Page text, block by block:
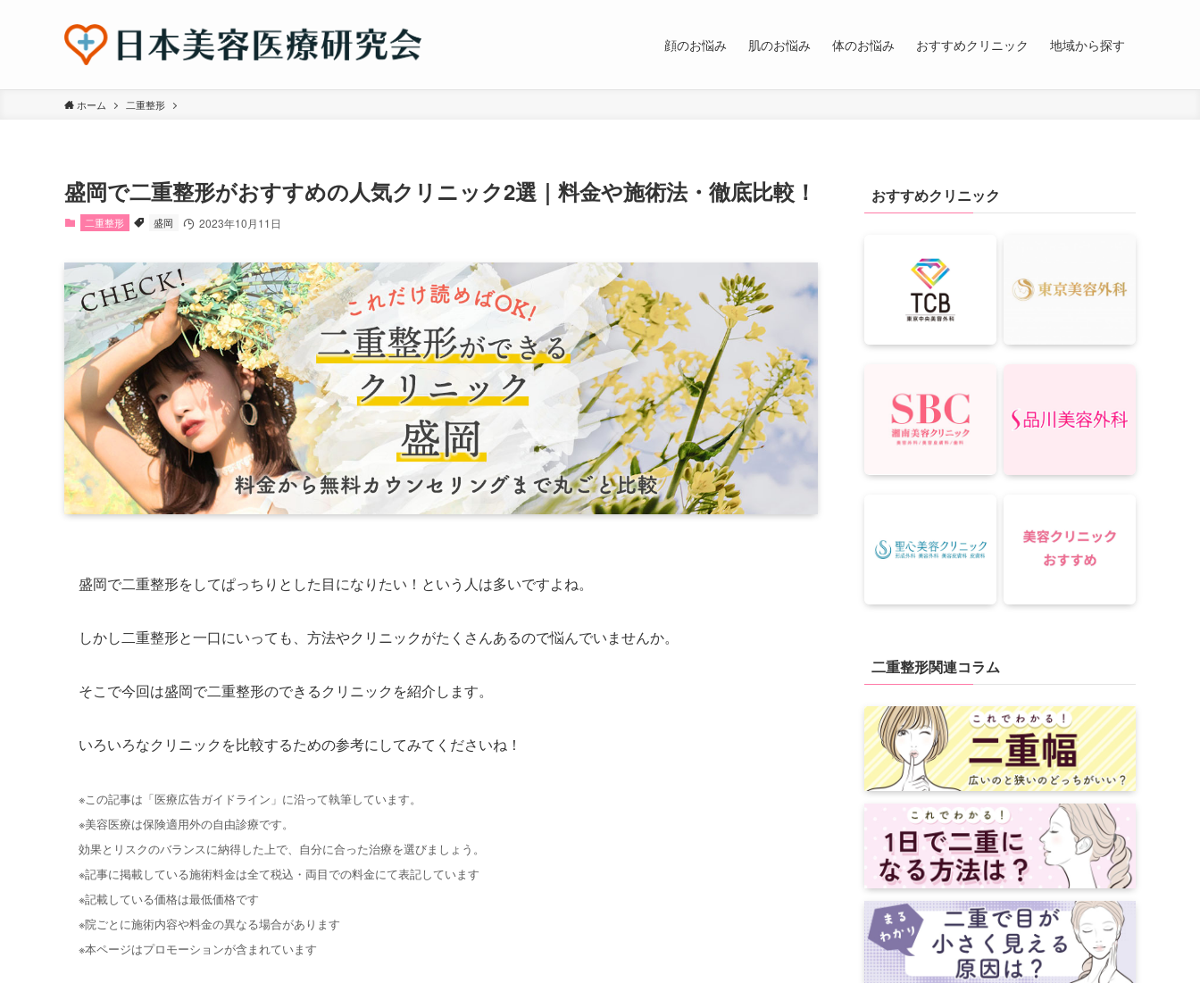
顔のお悩み 肌のお悩み 体のお悩み おすすめクリニック 地域から探す
ホーム 二重整形
盛岡で二重整形がおすすめの人気クリニック2選｜料金や施術法・徹底比較！
二重整形 盛岡 2023年10月11日
盛岡で二重整形をしてぱっちりとした目になりたい！という人は多いですよね。
しかし二重整形と一口にいっても、方法やクリニックがたくさんあるので悩んでいませんか。
そこで今回は盛岡で二重整形のできるクリニックを紹介します。
いろいろなクリニックを比較するための参考にしてみてくださいね！
※この記事は「医療広告ガイドライン」に沿って執筆しています。
※美容医療は保険適用外の自由診療です。
効果とリスクのバランスに納得した上で、自分に合った治療を選びましょう。
※記事に掲載している施術料金は全て税込・両目での料金にて表記しています
※記載している価格は最低価格です
※院ごとに施術内容や料金の異なる場合があります
※本ページはプロモーションが含まれています
おすすめクリニック
二重整形関連コラム